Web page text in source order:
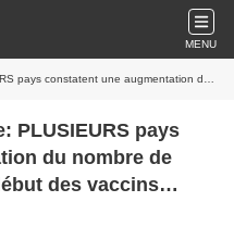
MENU
du nombre de décès de covid après le début des vaccins contre la covid
PLUSIEURS pays
du nombre de
des vaccins